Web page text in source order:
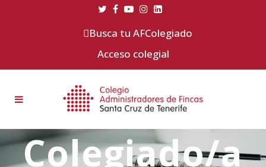
Busca tu AFColegiado
Acceso colegial